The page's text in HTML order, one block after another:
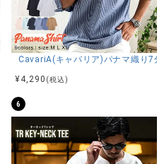
ホリゾンタルカラー7分袖カプリシャ
CavariA(キャバリア)パナマ織り7
¥4,290 (税込)
6